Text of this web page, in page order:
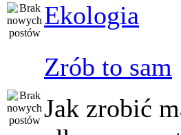
Ekologia
Zrób to sam
Jak zrobić